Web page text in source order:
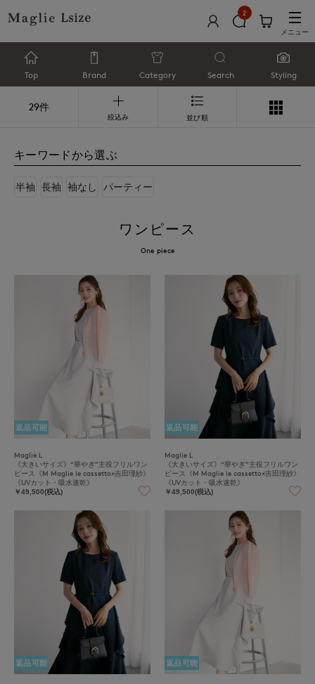
2
メニュー
Top Brand Category Search Styling
29件
絞込み 並び順
キーワードから選ぶ
半袖 長袖 袖なし パーティー
ワンピース
One piece
返品可能
Maglie L
《大きいサイズ》“華やぎ”主役フリルワン
ピース《M Maglie le cassetto×吉田理紗》
《UVカット・吸水速乾》
￥49,500(税込)
返品可能
Maglie L
《大きいサイズ》“華やぎ”主役フリルワン
ピース《M Maglie le cassetto×吉田理紗》
《UVカット・吸水速乾》
￥49,500(税込)
返品可能 返品可能